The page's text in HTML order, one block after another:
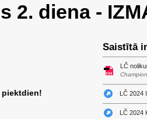
2. diena -
piektdien!
Saistītā
LČ
LČ 2024
LČ 2024